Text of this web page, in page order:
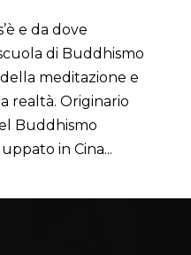
e da dove
di Buddhismo
meditazione e
realtà. Originario
Buddhismo
in Cina...